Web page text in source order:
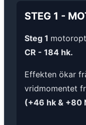
STEG 1 -
Steg 1
CR - 184 hk.
Effekten ökar
vridmomentet
(+46 hk & +80